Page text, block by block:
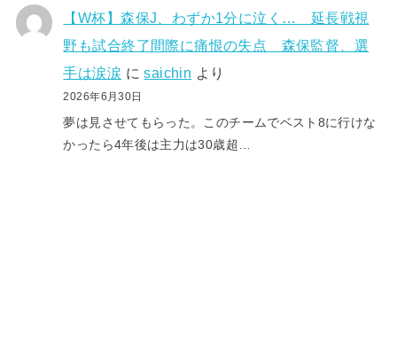
【W杯】森保J、わずか1分に泣く… 延長戦視
野も試合終了間際に痛恨の失点 森保監督、選
手は涙涙 にsaichin より
2026年6月30日
夢は見させてもらった。このチームでベスト8に行けな
かったら4年後は主力は30歳超…